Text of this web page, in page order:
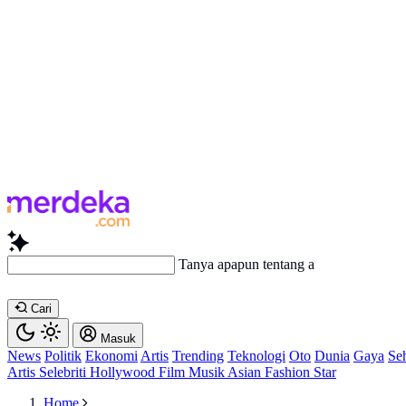
Tanya apapun tentang artikel ini...
Cari
Masuk
News Politik Ekonomi Artis Trending Teknologi Oto Dunia Gaya
Artis Selebriti Hollywood Film Musik Asian Fashion Star
Home